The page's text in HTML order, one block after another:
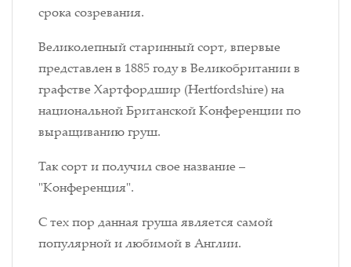
срока созревания.
Великолепный старинный сорт, впервые
представлен в 1885 году в Великобритании в
графстве Хартфордшир (Hertfordshire) на
национальной Британской Конференции по
выращиванию груш.
Так сорт и получил свое название –
"Конференция".
С тех пор данная груша является самой
популярной и любимой в Англии.